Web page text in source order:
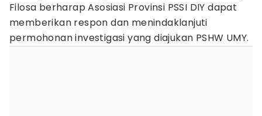
Filosa berharap Asosiasi Provinsi PSSI DIY dapat
memberikan respon dan menindaklanjuti
permohonan investigasi yang diajukan PSHW UMY.